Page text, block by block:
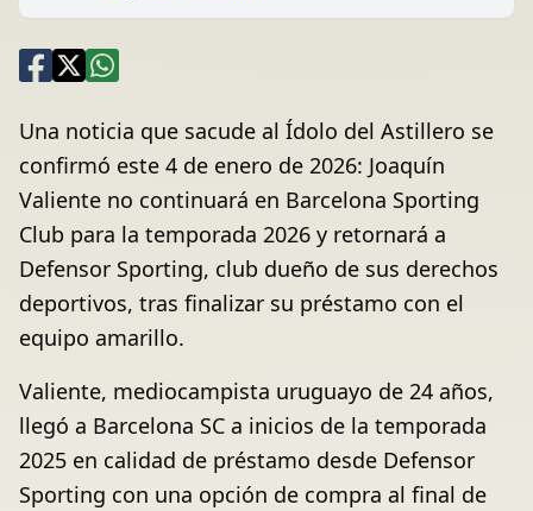
Una noticia que sacude al Ídolo del Astillero se
confirmó este 4 de enero de 2026: Joaquín
Valiente no continuará en Barcelona Sporting
Club para la temporada 2026 y retornará a
Defensor Sporting, club dueño de sus derechos
deportivos, tras finalizar su préstamo con el
equipo amarillo.
Valiente, mediocampista uruguayo de 24 años,
llegó a Barcelona SC a inicios de la temporada
2025 en calidad de préstamo desde Defensor
Sporting con una opción de compra al final de